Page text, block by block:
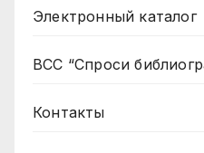
Электронный каталог
ВСС “Спроси
Контакты